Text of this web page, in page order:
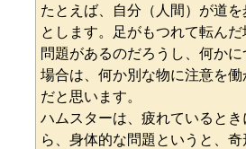
たとえば、自分（人間）が道
とします。足がもつれて転ん
問題があるのだろうし、何か
場合は、何か別な物に注意を
だと思います。
ハムスターは、疲れていると
ら、身体的な問題というと、